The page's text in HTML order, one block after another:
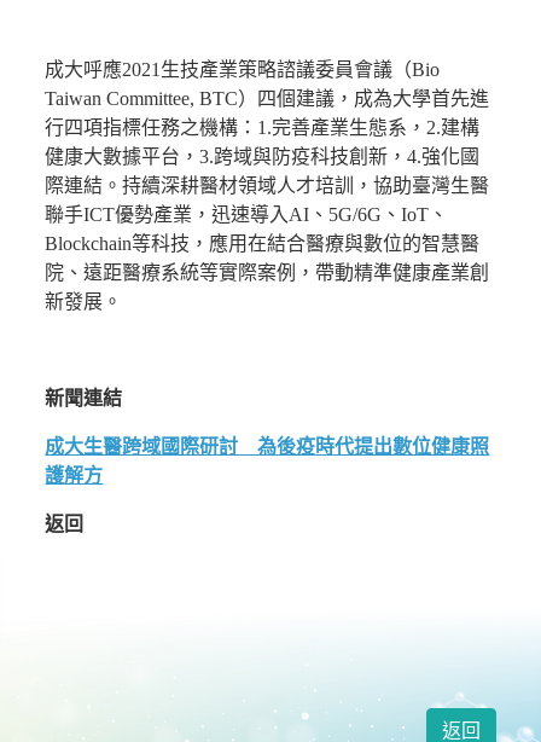
成大呼應2021生技產業策略諮議委員會議（Bio
Taiwan Committee, BTC）四個建議，成為大學首先進
行四項指標任務之機構：1.完善產業生態系，2.建構
健康大數據平台，3.跨域與防疫科技創新，4.強化國
際連結。持續深耕醫材領域人才培訓，協助臺灣生醫
聯手ICT優勢產業，迅速導入AI、5G/6G、IoT、
Blockchain等科技，應用在結合醫療與數位的智慧醫
院、遠距醫療系統等實際案例，帶動精準健康產業創
新發展。
新聞連結
成大生醫跨域國際研討 為後疫時代提出數位健康照
護解方
返回
返回